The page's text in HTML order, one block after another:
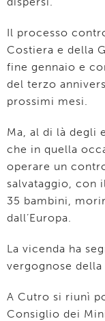
Il processo
Costiera e della
fine gennaio e
del terzo
prossimi mesi.
Ma, al di là degli
che in quella
operare un
salvataggio, con
35 bambini,
dall’Europa.
La vicenda ha
vergognose della
A Cutro si riunì
Consiglio dei